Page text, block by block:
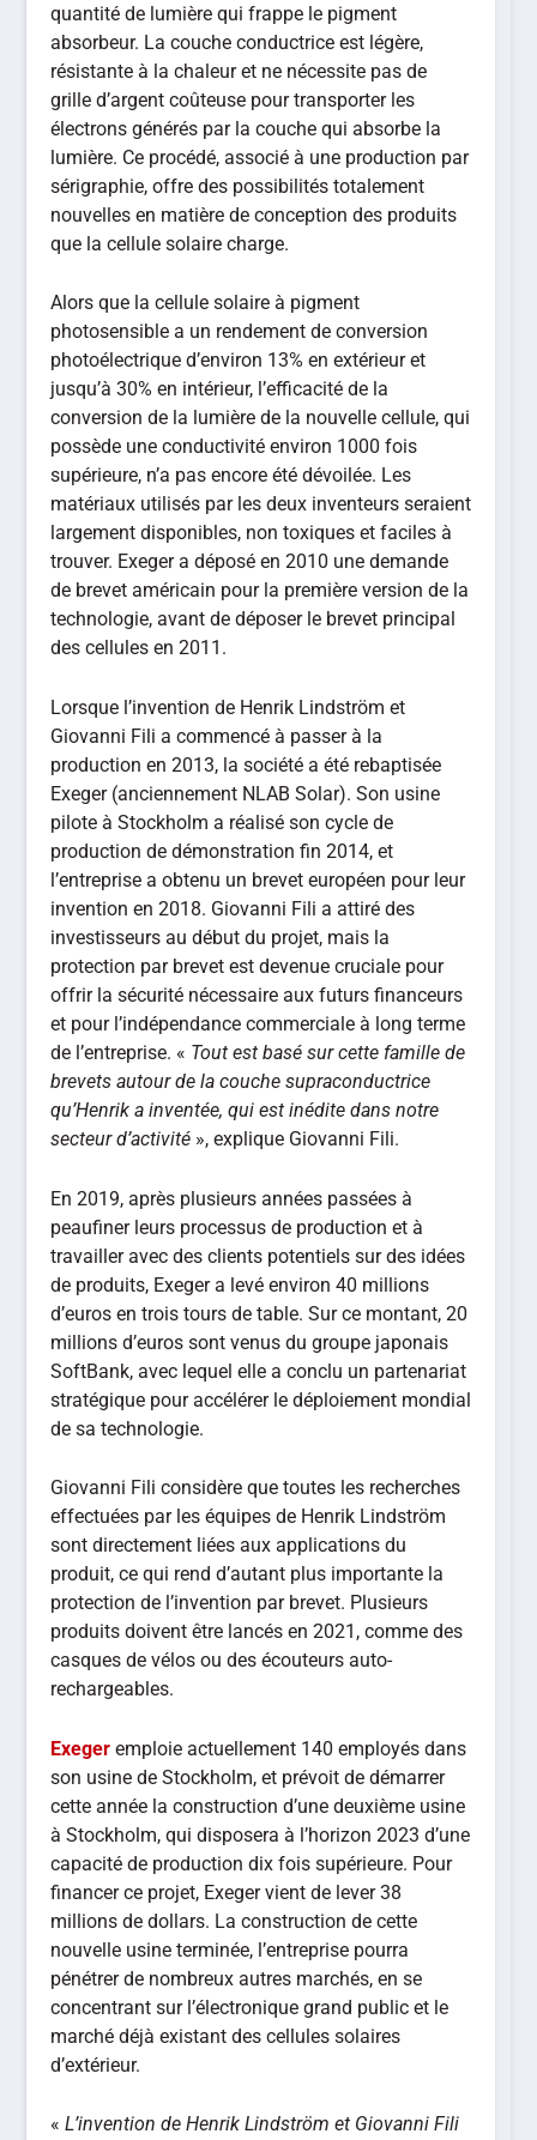
quantité de lumière qui frappe le pigment
absorbeur. La couche conductrice est légère,
résistante à la chaleur et ne nécessite pas de
grille d’argent coûteuse pour transporter les
électrons générés par la couche qui absorbe la
lumière. Ce procédé, associé à une production par
sérigraphie, offre des possibilités totalement
nouvelles en matière de conception des produits
que la cellule solaire charge.
Alors que la cellule solaire à pigment
photosensible a un rendement de conversion
photoélectrique d’environ 13% en extérieur et
jusqu’à 30% en intérieur, l’efficacité de la
conversion de la lumière de la nouvelle cellule, qui
possède une conductivité environ 1000 fois
supérieure, n’a pas encore été dévoilée. Les
matériaux utilisés par les deux inventeurs seraient
largement disponibles, non toxiques et faciles à
trouver. Exeger a déposé en 2010 une demande
de brevet américain pour la première version de la
technologie, avant de déposer le brevet principal
des cellules en 2011.
Lorsque l’invention de Henrik Lindström et
Giovanni Fili a commencé à passer à la
production en 2013, la société a été rebaptisée
Exeger (anciennement NLAB Solar). Son usine
pilote à Stockholm a réalisé son cycle de
production de démonstration fin 2014, et
l’entreprise a obtenu un brevet européen pour leur
invention en 2018. Giovanni Fili a attiré des
investisseurs au début du projet, mais la
protection par brevet est devenue cruciale pour
offrir la sécurité nécessaire aux futurs financeurs
et pour l’indépendance commerciale à long terme
de l’entreprise. « Tout est basé sur cette famille de
brevets autour de la couche supraconductrice
qu’Henrik a inventée, qui est inédite dans notre
secteur d’activité », explique Giovanni Fili.
En 2019, après plusieurs années passées à
peaufiner leurs processus de production et à
travailler avec des clients potentiels sur des idées
de produits, Exeger a levé environ 40 millions
d’euros en trois tours de table. Sur ce montant, 20
millions d’euros sont venus du groupe japonais
SoftBank, avec lequel elle a conclu un partenariat
stratégique pour accélérer le déploiement mondial
de sa technologie.
Giovanni Fili considère que toutes les recherches
effectuées par les équipes de Henrik Lindström
sont directement liées aux applications du
produit, ce qui rend d’autant plus importante la
protection de l’invention par brevet. Plusieurs
produits doivent être lancés en 2021, comme des
casques de vélos ou des écouteurs auto-
rechargeables.
Exeger emploie actuellement 140 employés dans
son usine de Stockholm, et prévoit de démarrer
cette année la construction d’une deuxième usine
à Stockholm, qui disposera à l’horizon 2023 d’une
capacité de production dix fois supérieure. Pour
financer ce projet, Exeger vient de lever 38
millions de dollars. La construction de cette
nouvelle usine terminée, l’entreprise pourra
pénétrer de nombreux autres marchés, en se
concentrant sur l’électronique grand public et le
marché déjà existant des cellules solaires
d’extérieur.
«L’invention de Henrik Lindström et Giovanni Fili